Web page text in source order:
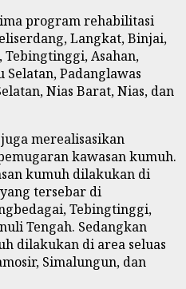
program rehabilitasi
Langkat, Binjai,
Asahan,
Padanglawas
Nias Barat, Nias, dan
merealisasikan
kawasan kumuh.
kumuh dilakukan di
tersebar di
Tebingtinggi,
Tengah. Sedangkan
dilakukan di area seluas
Simalungun, dan